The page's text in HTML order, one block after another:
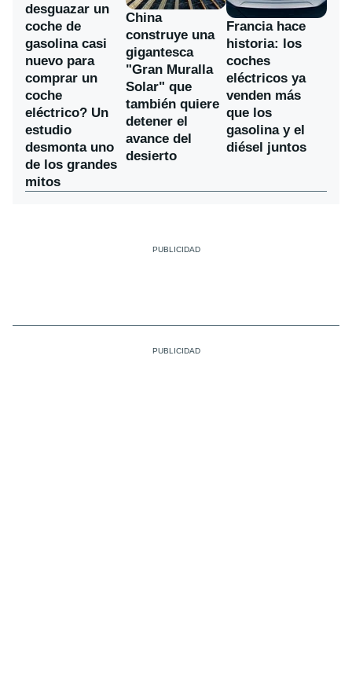
desguazar un
coche de
gasolina casi
nuevo para
comprar un
coche
eléctrico? Un
estudio
desmonta uno
de los grandes
mitos
China
construye una
gigantesca
"Gran Muralla
Solar" que
también quiere
detener el
avance del
desierto
Francia hace
historia: los
coches
eléctricos ya
venden más
que los
gasolina y el
diésel juntos